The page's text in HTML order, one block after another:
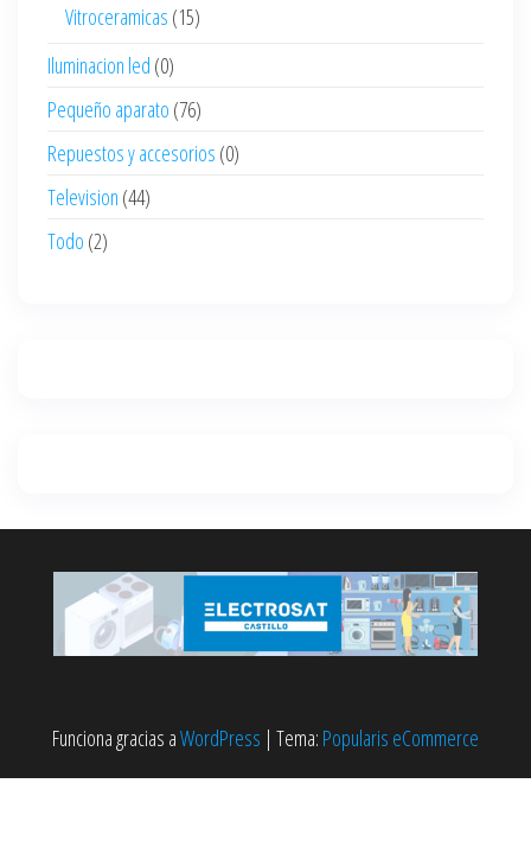
Vitroceramicas (15)
Iluminacion led (0)
Pequeño aparato (76)
Repuestos y accesorios (0)
Television (44)
Todo (2)
Funciona gracias aWordPress | Tema: Popularis eCommerce